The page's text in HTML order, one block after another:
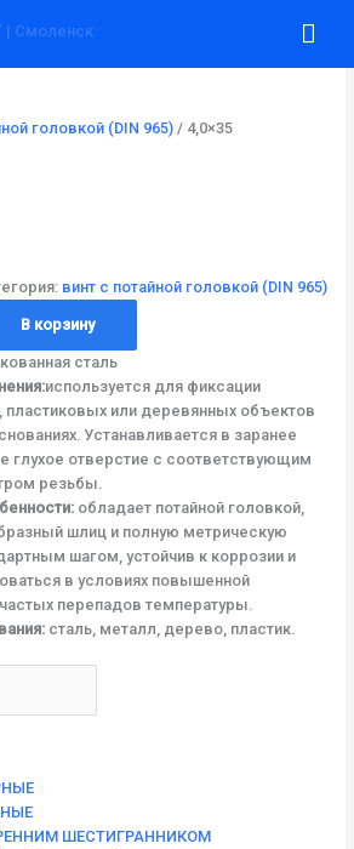
головкой (DIN 965)/ 4,0×35
винт с потайной головкой (DIN 965)
В корзину
сталь
используется для фиксации
пластиковых или деревянных объектов
Устанавливается в заранее
глухое отверстие с соответствующим
резьбы.
обладает потайной головкой,
шлиц и полную метрическую
шагом, устойчив к коррозии и
в условиях повышенной
перепадов температуры.
сталь, металл, дерево, пластик.
ШЕСТИГРАННИКОМ